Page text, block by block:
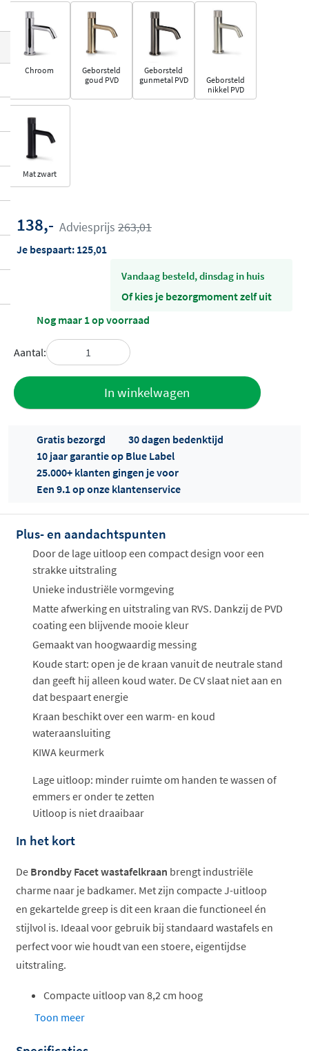
Chroom
Geborsteld
goud PVD
Geborsteld
gunmetal PVD
Geborsteld
nikkel PVD
Mat zwart
138,- Adviesprijs 263,01
Je bespaart: 125,01
vandaag besteld, dinsdag in huis
Of kies je bezorgmoment zelf uit
Nog maar 1 op voorraad
Aantal:
In winkelwagen
Offertes
ophalen...
Gratis bezorgd
30 dagen bedenktijd
10 jaar garantie op Blue Label
25.000+ klanten gingen je voor
Een 9.1 op onze klantenservice
Plus- en aandachtspunten
Door de lage uitloop een compact design voor een
strakke uitstraling
Unieke industriële vormgeving
Matte afwerking en uitstraling van RVS. Dankzij de PVD
coating een blijvende mooie kleur
Gemaakt van hoogwaardig messing
Koude start: open je de kraan vanuit de neutrale stand
dan geeft hij alleen koud water. De CV slaat niet aan en
dat bespaart energie
Kraan beschikt over een warm- en koud
wateraansluiting
KIWA keurmerk
Lage uitloop: minder ruimte om handen te wassen of
emmers er onder te zetten
Uitloop is niet draaibaar
In het kort
De Brondby Facet wastafelkraan brengt industriële
charme naar je badkamer. Met zijn compacte J-uitloop
en gekartelde greep is dit een kraan die functioneel én
stijlvol is. Ideaal voor gebruik bij standaard wastafels en
perfect voor wie houdt van een stoere, eigentijdse
uitstraling.
Compacte uitloop van 8,2 cm hoog
Koude start voor energiebesparing
Toon meer